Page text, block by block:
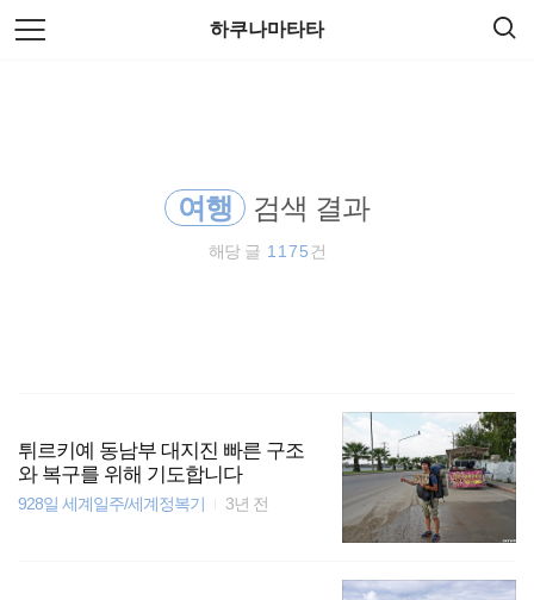
본
문
하쿠나마타타
여행 검색 결과
해당 글 1175 건
튀르키예 동남부 대지진 빠른 구조
와 복구를 위해 기도합니다
928일 세계일주/세계정복기 3년 전
색
세계일주
워킹홀리데이